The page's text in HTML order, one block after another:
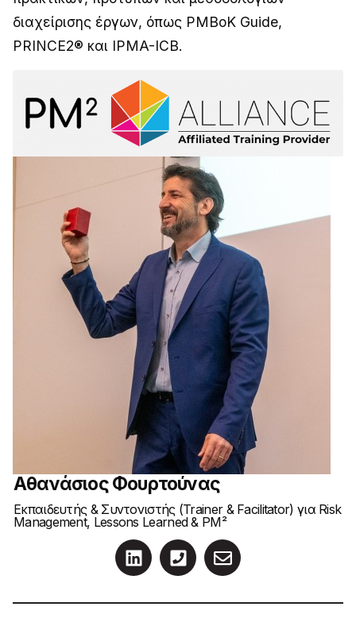
Αθανάσιος Φουρτούνας
Εκπαιδευτής & Συντονιστής (Trainer & Facilitator) για Risk
Management, Lessons Learned & PM²
διαχείρισης έργων, όπως PMBoK Guide,
PRINCE2® και IPMA-ICB.